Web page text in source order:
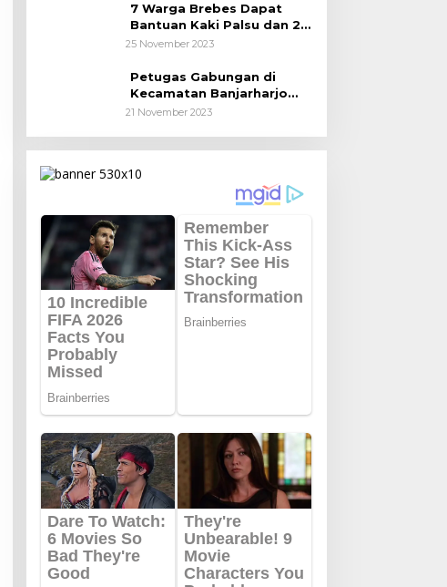
7 Warga Brebes Dapat
Bantuan Kaki Palsu dan 2
Operasi Bibir Sumbing
25 November 2023
Petugas Gabungan di
Kecamatan Banjarharjo
Patroli Anak Sekolah
21 November 2023